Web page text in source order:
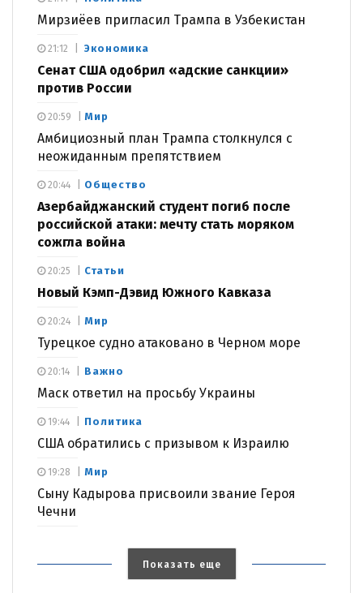
Мирзиёев пригласил Трампа в Узбекистан
Экономика
Сенат США одобрил «адские санкции»
против России
21:12
Мир
Амбициозный план Трампа столкнулся с
неожиданным препятствием
20:59
Общество
Азербайджанский студент погиб после
российской атаки: мечту стать моряком
сожгла война
20:44
Статьи
Новый Кэмп-Дэвид Южного Кавказа
20:25
Мир
Турецкое судно атаковано в Черном море
20:24
Важно
Маск ответил на просьбу Украины
20:14
Политика
США обратились с призывом к Израилю
19:44
Мир
Сыну Кадырова присвоили звание Героя
Чечни
19:28
Показать еще